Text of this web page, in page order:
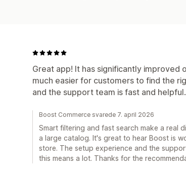
Great app! It has significantly improved
much easier for customers to find the
and the support team is fast and
Boost Commerce svarede 7. april 2026
Smart filtering and fast search make a real
a large catalog. It's great to hear Boost is
store. The setup experience and the
this means a lot. Thanks for the